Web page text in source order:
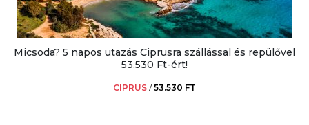
Micsoda? 5 napos utazás Ciprusra szállással és repülővel
53.530 Ft-ért!
CIPRUS /53.530 FT